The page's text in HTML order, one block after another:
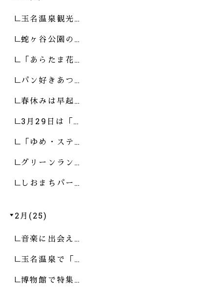
玉名温泉観光…
蛇ヶ谷公園の…
「あらたま花…
パン好きあつ…
春休みは早起…
3月29日は「…
「ゆめ・ステ…
グリーンラン…
しおまちパー…
2月(25)
音楽に出会え…
玉名温泉で「…
博物館で特集…